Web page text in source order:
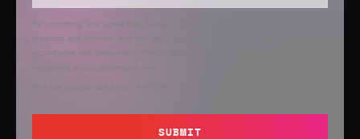
By submitting, you agree that Semperis may send you information regarding its
products and services, and use and process your personal information in
accordance with Semperis’
contacting privacy@semperis.com.
This site is protected by reCAPTCHA.
SUBMIT